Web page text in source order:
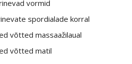
vormid
spordialade korral
võtted massaažilaual
võtted matil